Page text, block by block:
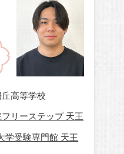
高等学校
リーステップ 天王
学受験専門館 天王